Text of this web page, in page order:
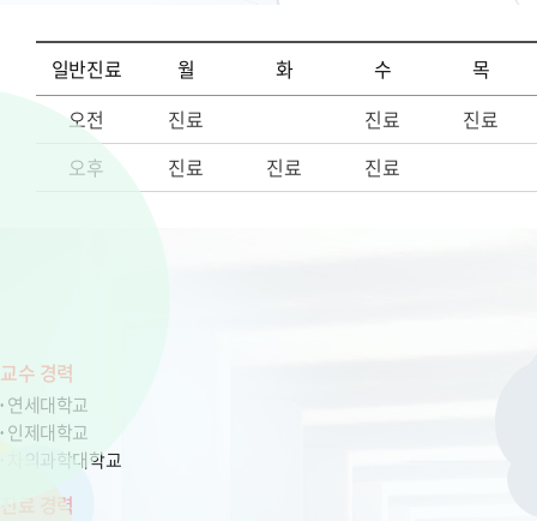
일반진료 월 화 수
목
오전
진료 진료
진료
오후
진료 진료 진료
교수 경력
연세대학교
인제대학교
차의과학대학교
진료 경력